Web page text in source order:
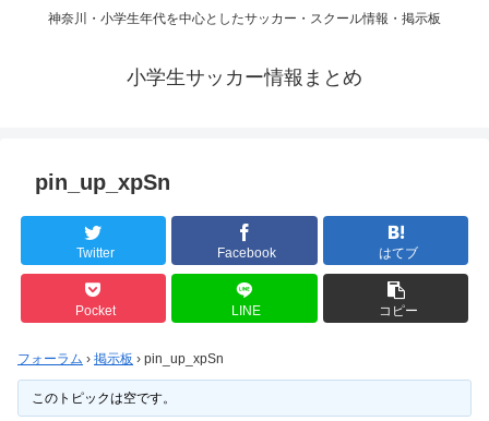
神奈川・小学生年代を中心としたサッカー・スクール情報・掲示板
小学生サッカー情報まとめ
pin_up_xpSn
Twitter Facebook はてブ
Pocket LINE コピー
フォーラム › 掲示板 › pin_up_xpSn
このトピックは空です。